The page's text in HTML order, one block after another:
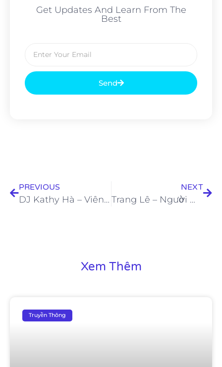
Get Updates And Learn From The
Best
Send
PREVIOUS
DJ Kathy Hà – Viên ngọc sáng của làng DJ Việt Nam
NEXT
Trang Lê – Người mẫu với body chuẩn “xịn”, truyền cảm hứng rèn luyện cho phái nữ
Xem Thêm
Truyền Thông